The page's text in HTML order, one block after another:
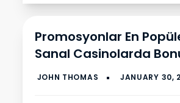
Promosyonlar En
Sanal Casinolarda